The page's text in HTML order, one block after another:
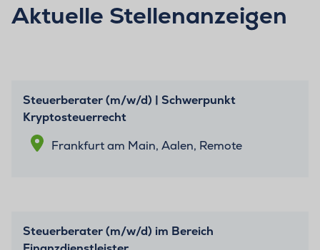
Aktuelle Stellenanzeigen
Steuerberater (m/w/d) | Schwerpunkt
Kryptosteuerrecht
Frankfurt am Main, Aalen, Remote
Steuerberater (m/w/d) im Bereich